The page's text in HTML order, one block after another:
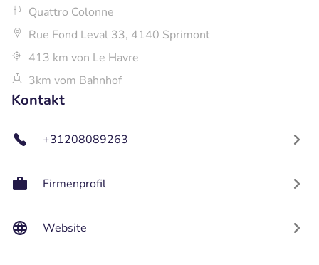
Quattro Colonne
Rue Fond Leval 33, 4140 Sprimont
413 km von Le Havre
3km vom Bahnhof
Kontakt
+31208089263
Firmenprofil
Website